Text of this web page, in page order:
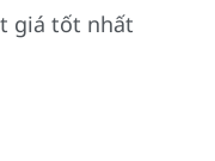
giá tốt nhất